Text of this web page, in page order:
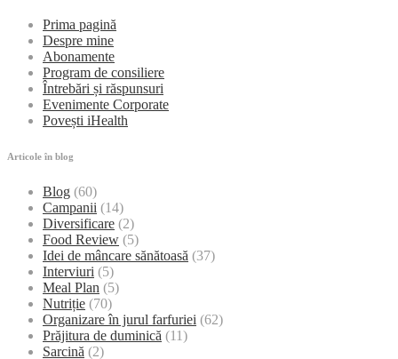
Prima pagină
Despre mine
Abonamente
Program de consiliere
Întrebări și răspunsuri
Evenimente Corporate
Povești iHealth
Articole în blog
Blog (60)
Campanii (14)
Diversificare (2)
Food Review (5)
Idei de mâncare sănătoasă (37)
Interviuri (5)
Meal Plan (5)
Nutriție (70)
Organizare în jurul farfuriei (62)
Prăjitura de duminică (11)
Sarcină (2)